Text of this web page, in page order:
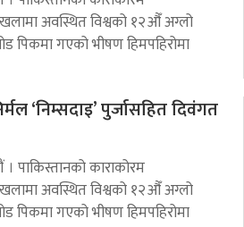
अवस्थित विश्वको १२औँ अग्लो
पिकमा गएको भीषण हिमपहिरोमा
‘निम्सदाइ’ पुर्जासहित दिवंगत
। पाकिस्तानको काराकोरम
अवस्थित विश्वको १२औँ अग्लो
पिकमा गएको भीषण हिमपहिरोमा